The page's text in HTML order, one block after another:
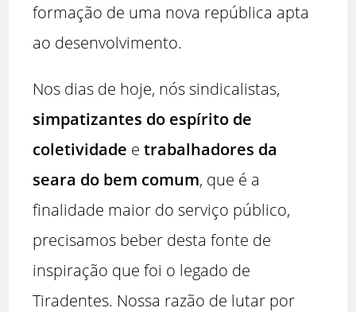
formação de uma nova república apta
ao desenvolvimento.
Nos dias de hoje, nós sindicalistas,
simpatizantes do espírito de
coletividade etrabalhadores da
seara do bem comum, que é a
finalidade maior do serviço público,
precisamos beber desta fonte de
inspiração que foi o legado de
Tiradentes. Nossa razão de lutar por